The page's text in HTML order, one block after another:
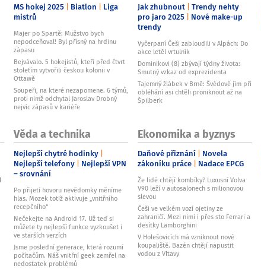
MS hokej 2025 Biatlon
Liga
mistrů
Majer po Spartě: Mužstvo bych
nepodceňoval! Byl přísný na hrdinu
zápasu
Bejvávalo. 5 hokejistů, kteří před čtvrt
stoletím vytvořili českou kolonii v
Ottawě
Soupeři, na které nezapomene. 6 týmů,
proti nimž odchytal Jaroslav Drobný
nejvíc zápasů v kariéře
Jak zhubnout Trendy nehty
pro jaro 2025 Nové make-up
trendy
Vyčerpaní Češi zabloudili v Alpách: Do
akce letěl vrtulník
Dominikovi (8) zbývají týdny života:
Smutný vzkaz od exprezidenta
Tajemný žlábek v Brně: Švédové jím při
obléhání asi chtěli proniknout až na
Špilberk
Věda a technika
Nejlepší chytré hodinky
Nejlepší telefony Nejlepší VPN
– srovnání
Po přijetí hovoru nevědomky měníme
hlas. Mozek totiž aktivuje „vnitřního
recepčního“
Nečekejte na Android 17. Už teď si
můžete ty nejlepší funkce vyzkoušet i
ve starších verzích
Jsme poslední generace, která rozumí
počítačům. Náš vnitřní geek zemřel na
nedostatek problémů
Ekonomika a byznys
Daňové přiznání Novela
zákoníku práce Nadace EPCG
Že lidé chtějí kombíky? Luxusní Volva
V90 leží v autosalonech s milionovou
slevou
Češi ve velkém vozí ojetiny ze
zahraničí. Mezi nimi i přes sto Ferrari a
desítky Lamborghini
V Holešovicích má vzniknout nové
koupaliště. Bazén chtějí napustit
vodou z Vltavy